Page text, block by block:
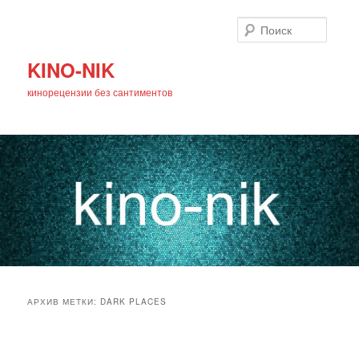
KINO-NIK
кинорецензии без сантиментов
АРХИВ МЕТКИ: DARK PLACES